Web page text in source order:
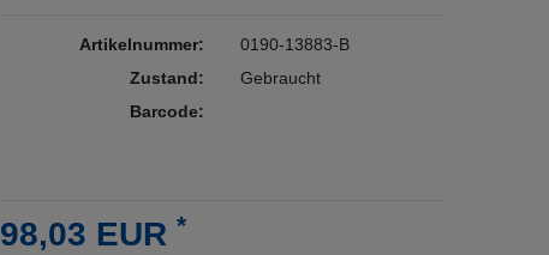
Artikelnummer:
Zustand:
Barcode:
0190-13883-B
Gebraucht
98,03 EUR *